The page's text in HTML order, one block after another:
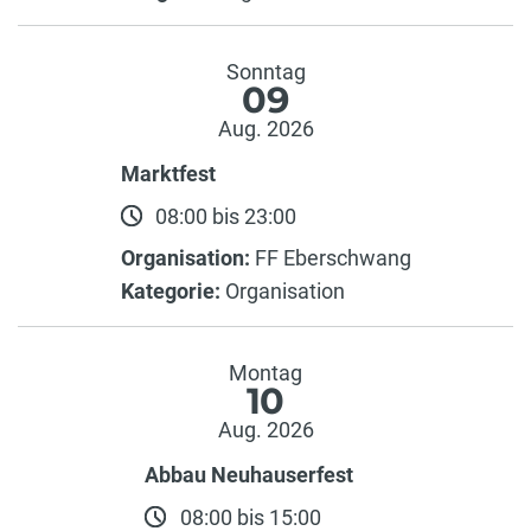
Sonntag
09
Aug. 2026
Marktfest
08:00 bis 23:00
Organisation: FF Eberschwang
Kategorie: Organisation
Montag
10
Aug. 2026
Abbau Neuhauserfest
08:00 bis 15:00